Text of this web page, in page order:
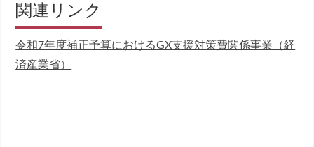
関連リンク
令和7年度補正予算におけるGX支援対策費関係事業（経
済産業省）